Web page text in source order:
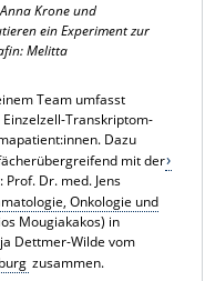
Krone und
ein Experiment zur
Melitta
Team umfasst
Transkriptom-
Dazu
mit der
Dr. med. Jens
Onkologie und
Mougiakakos) in
Dettmer-Wilde vom
zusammen.